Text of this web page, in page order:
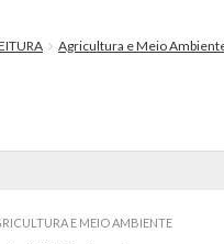
Agricultura e Meio
E MEIO AMBIENTE